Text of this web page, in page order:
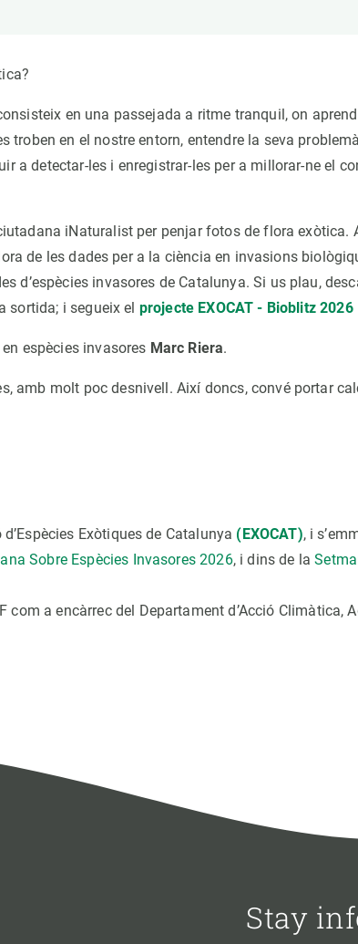
en una passejada a ritme tranquil, on
troben en el nostre entorn, entendre la seva
a detectar-les i enregistrar-les per a millorar-ne el
iNaturalist per penjar fotos de flora exòtica.
de les dades per a la ciència en invasions
d’espècies invasores de Catalunya. Si us plau,
sortida; i segueix el projecte EXOCAT - Bioblitz 2026
espècies invasores Marc Riera.
amb molt poc desnivell. Així doncs, convé portar
Exòtiques de Catalunya (EXOCAT), i
Sobre Espècies Invasores 2026, i dins de la
com a encàrrec del Departament d’Acció Climàtica,
Stay
Visitors
Human